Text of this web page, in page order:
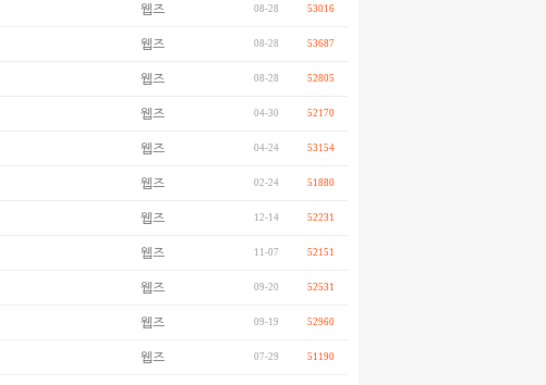
웹즈 08-28 53016
웹즈 08-28 53687
웹즈 08-28 52805
웹즈 04-30 52170
웹즈 04-24 53154
웹즈 02-24 51880
웹즈 12-14 52231
웹즈 11-07 52151
웹즈 09-20 52531
웹즈 09-19 52960
웹즈 07-29 51190